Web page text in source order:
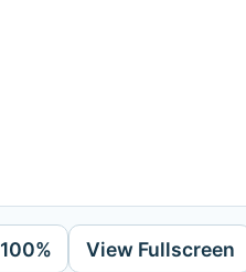
100% View Fullscreen